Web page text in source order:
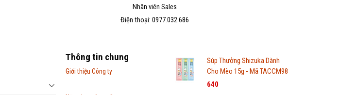
Nhân viên Sales
Điện thoại: 0977.032.686
Thông tin chung
Giới thiệu Công ty
Súp Thưởng Shizuka Dành
Cho Mèo 15g - Mã TACCM98
640